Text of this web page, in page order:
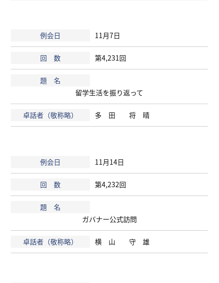
11月7日
第4,231回
留学生活を振り返って
多 田 将 晴
11月14日
第4,232回
ガバナー公式訪問
横 山 守 雄